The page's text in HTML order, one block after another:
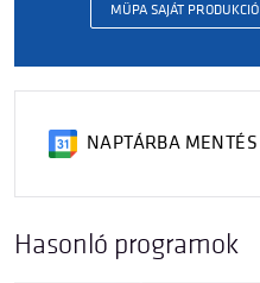
MÜPA SAJÁT PRODUKCIÓ
NAPTÁRBA MENTÉS
Hasonló programok